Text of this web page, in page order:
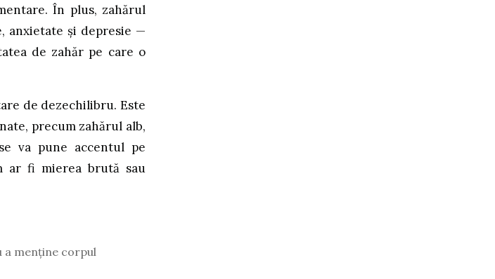
În plus, zahărul
anxietate și depresie —
de zahăr pe care o
de dezechilibru. Este
precum zahărul alb,
va pune accentul pe
ar fi mierea brută sau
a menține corpul